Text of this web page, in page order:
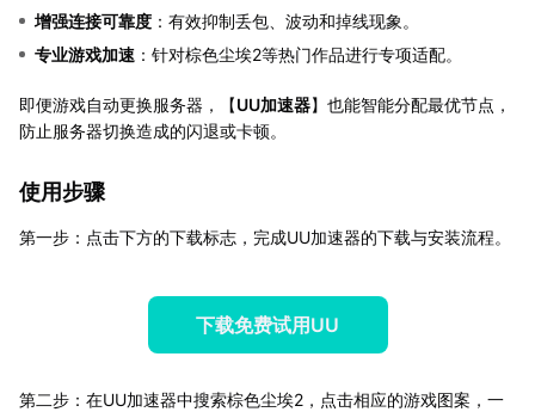
增强连接可靠度 ：有效抑制丢包、波动和掉线现象。
专业游戏加速 ：针对棕色尘埃2等热门作品进行专项适配。
即便游戏自动更换服务器，【UU加速器】也能智能分配最优节点，
防止服务器切换造成的闪退或卡顿。
使用步骤
第一步：点击下方的下载标志，完成UU加速器的下载与安装流程。
下载免费试用UU
第二步：在UU加速器中搜索棕色尘埃2，点击相应的游戏图案，一